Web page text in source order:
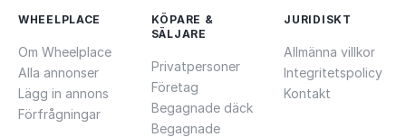
WHEELPLACE
Om Wheelplace
Alla annonser
Lägg in annons
Förfrågningar
KÖPARE &
SÄLJARE
Privatpersoner
Företag
Begagnade däck
Begagnade
JURIDISKT
Allmänna villkor
Integritetspolicy
Kontakt